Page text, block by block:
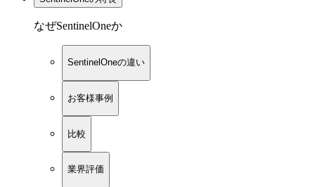
なぜSentinelOneか
SentinelOneの違い
お客様事例
比較
業界評価